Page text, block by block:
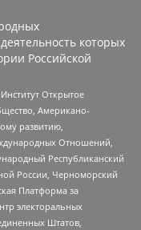
которых
Российской
Открытое
Американо-
развитию,
Отношений,
Республиканский
России, Черноморский
Платформа за
электоральных
Штатов,